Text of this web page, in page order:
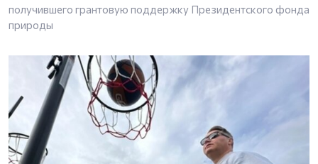
получившего грантовую поддержку Президентского фонда
природы